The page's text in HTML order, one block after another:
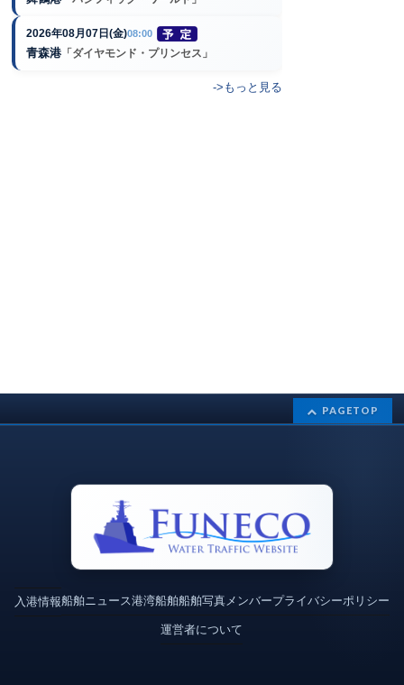
2026年08月07日(金)08:00
青森港 「ダイヤモンド・プリンセス」
->もっと見る
PAGETOP
入港情報船舶ニュース港湾船舶船舶写真メンバープライバシーポリシー
運営者について